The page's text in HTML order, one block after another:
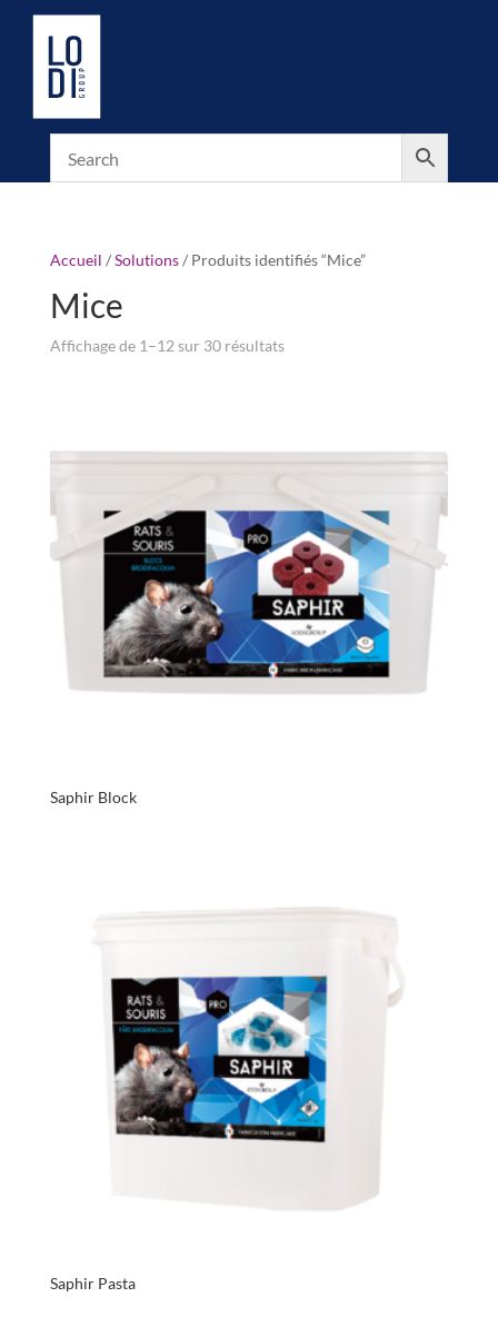
Accueil /Solutions/ Produits identifiés “Mice”
Mice
Affichage de 1–12 sur 30 résultats
Saphir Block
Saphir Pasta